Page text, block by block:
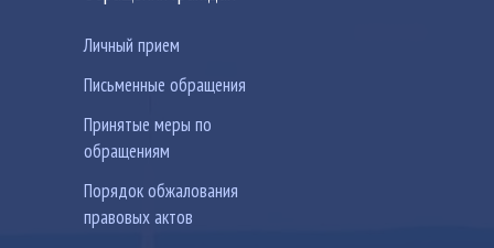
Личный прием
Письменные обращения
Принятые меры по
обращениям
Порядок обжалования
правовых актов